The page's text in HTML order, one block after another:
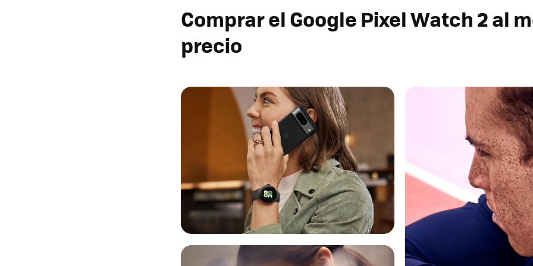
Comprar el Google Pixel Watch 2 al
precio